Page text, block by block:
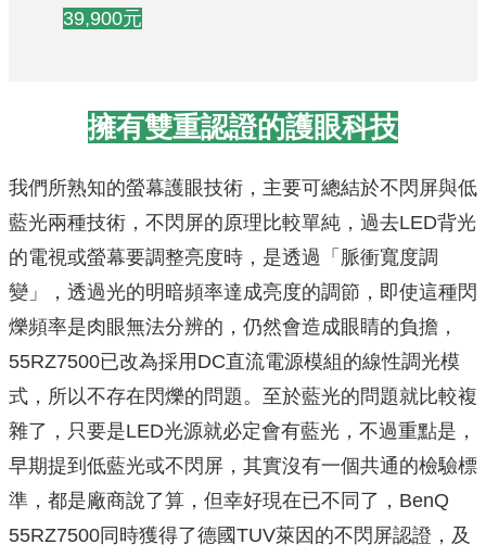
39,900元
擁有雙重認證的護眼科技
我們所熟知的螢幕護眼技術，主要可總結於不閃屏與低
藍光兩種技術，不閃屏的原理比較單純，過去LED背光
的電視或螢幕要調整亮度時，是透過「脈衝寬度調
變」，透過光的明暗頻率達成亮度的調節，即使這種閃
爍頻率是肉眼無法分辨的，仍然會造成眼睛的負擔，
55RZ7500已改為採用DC直流電源模組的線性調光模
式，所以不存在閃爍的問題。至於藍光的問題就比較複
雜了，只要是LED光源就必定會有藍光，不過重點是，
早期提到低藍光或不閃屏，其實沒有一個共通的檢驗標
準，都是廠商說了算，但幸好現在已不同了，BenQ
55RZ7500同時獲得了德國TUV萊因的不閃屏認證，及